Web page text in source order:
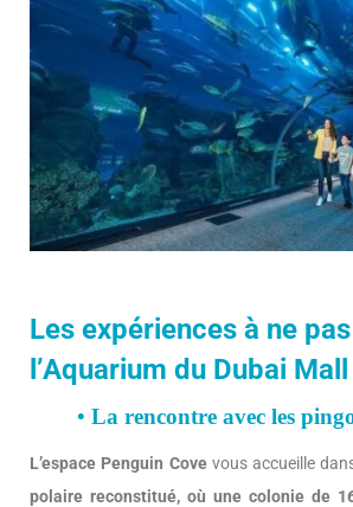
Les expériences à ne
l’Aquarium du Dubai Mall
• La rencontre avec les
L’espace Penguin Covevous accueille
polaire reconstitué, où une colonie de